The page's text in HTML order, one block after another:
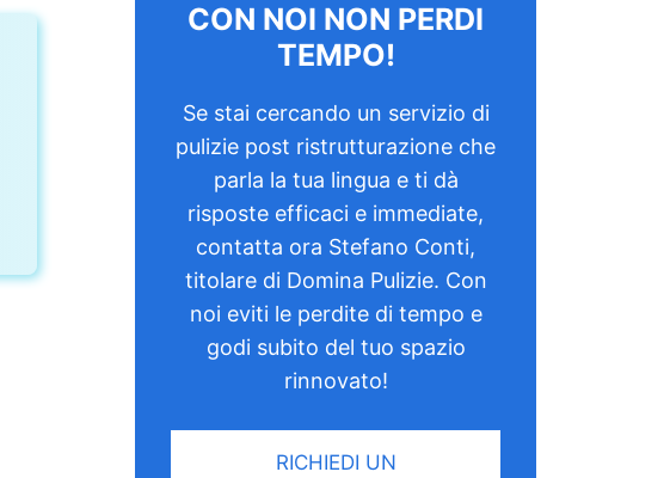
CON NOI NON PERDI
TEMPO!
Se stai cercando un servizio di
pulizie post ristrutturazione che
parla la tua lingua e ti dà
risposte efficaci e immediate,
contatta ora Stefano Conti,
titolare di Domina Pulizie. Con
noi eviti le perdite di tempo e
godi subito del tuo spazio
rinnovato!
RICHIEDI UN